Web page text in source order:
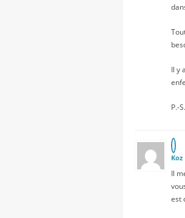
Il y
P.-
Koz
Il
est